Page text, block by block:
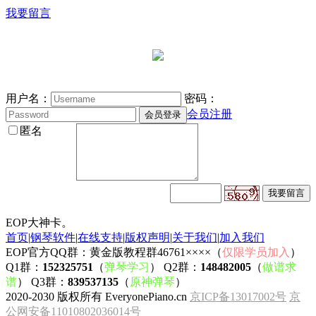
我要留言
用户名：
密码：
会员注册
匿名
EOP大神卡。
首页|钢琴软件|在线支持|版权声明|关于我们|加入我们
EOP官方QQ群：黄金版教程群46761××××（仅限学员加入 ）
Q1群： 152325751 （弹琴学习 ） Q2群： 148482005 （做谱求
谱） Q3群： 839537135 （ 原神弹琴）
2020-2030 版权所有 EveryonePiano.cn 京ICP备13017002号 京
公网安备11010802036014号